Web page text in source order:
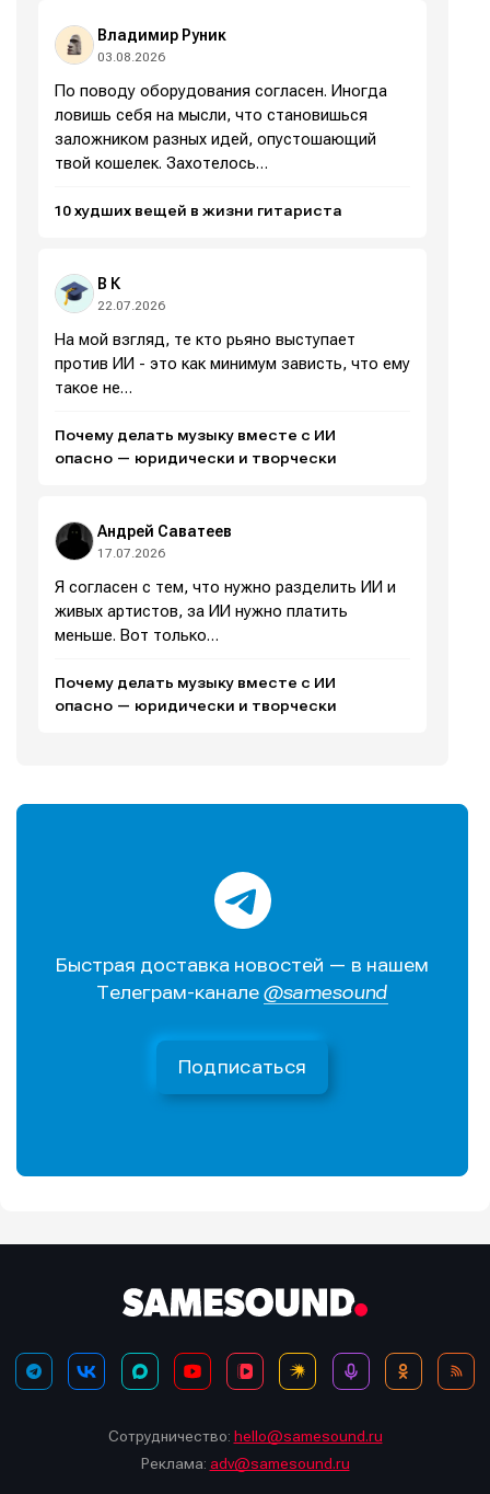
Мы в социальных сетях
Информация
О проекте
Реклама
Редакционная политика (в разработке)
Предложение новостей Помощь проекту
Мы в социальных сетях
Информация
О проекте
Реклама
Редакционная политика (в разработке)
Предложение новостей Помощь проекту
Владимир Руник
03.08.2026
По поводу оборудования согласен. Иногда
ловишь себя на мысли, что становишься
заложником разных идей, опустошающий
твой кошелек. Захотелось…
10 худших вещей в жизни гитариста
В К
22.07.2026
На мой взгляд, те кто рьяно выступает
против ИИ - это как минимум зависть, что ему
такое не…
Почему делать музыку вместе с ИИ
опасно — юридически и творчески
Андрей Саватеев
17.07.2026
Я согласен с тем, что нужно разделить ИИ и
живых артистов, за ИИ нужно платить
меньше. Вот только…
Почему делать музыку вместе с ИИ
опасно — юридически и творчески
Быстрая доставка новостей — в нашем
Телеграм-канале @samesound
Подписаться
Сотрудничество: hello@samesound.ru
Реклама: adv@samesound.ru